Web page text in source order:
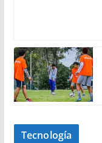
Tecnología